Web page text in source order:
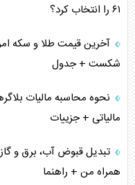
۶۱ را انتخاب کرد؟
شکست + جدول
نحوه محاسبه مالیات
مالیاتی + جزییات
تبدیل قبوض آب، برق و
همراه من + راهنما